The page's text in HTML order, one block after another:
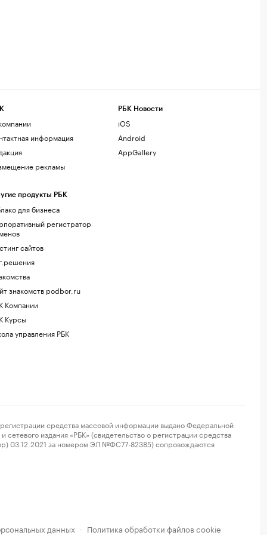
информация
рекламы
продукты РБК
для бизнеса
регистратор
сайтов
знакомств podbor.ru
Компании
Курсы
управления РБК
РБК Новости
iOS
Android
AppGallery
средства массовой информации выдано Федеральной
издания «РБК» (свидетельство о регистрации средства
03.12.2021 за номером ЭЛ №ФС77-82385) сопровождаются
данных · Политика обработки файлов cookie